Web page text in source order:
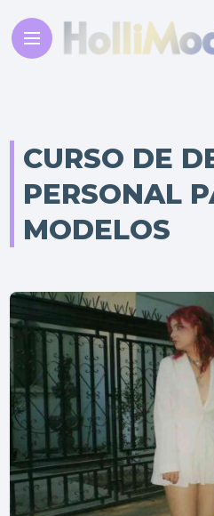
CURSO DE
PERSONAL
MODELOS